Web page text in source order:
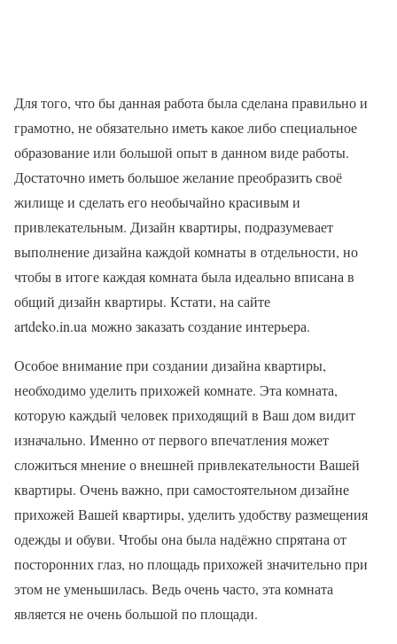
Для того, что бы данная работа была сделана правильно и
грамотно, не обязательно иметь какое либо специальное
образование или большой опыт в данном виде работы.
Достаточно иметь большое желание преобразить своё
жилище и сделать его необычайно красивым и
привлекательным. Дизайн квартиры, подразумевает
выполнение дизайна каждой комнаты в отдельности, но
чтобы в итоге каждая комната была идеально вписана в
общий дизайн квартиры. Кстати, на сайте
artdeko.in.ua можно заказать создание интерьера.
Особое внимание при создании дизайна квартиры,
необходимо уделить прихожей комнате. Эта комната,
которую каждый человек приходящий в Ваш дом видит
изначально. Именно от первого впечатления может
сложиться мнение о внешней привлекательности Вашей
квартиры. Очень важно, при самостоятельном дизайне
прихожей Вашей квартиры, уделить удобству размещения
одежды и обуви. Чтобы она была надёжно спрятана от
посторонних глаз, но площадь прихожей значительно при
этом не уменьшилась. Ведь очень часто, эта комната
является не очень большой по площади.